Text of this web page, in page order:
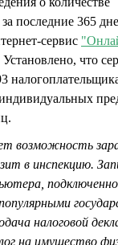
последние 365
сервис
Установлено, что
возможность
в инспекцию.
налоговой
на имущество